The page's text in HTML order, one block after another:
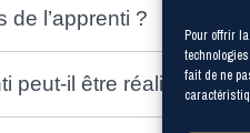
Pour offrir
fait de ne
de l’apprenti ?
peut-il être réalisé à